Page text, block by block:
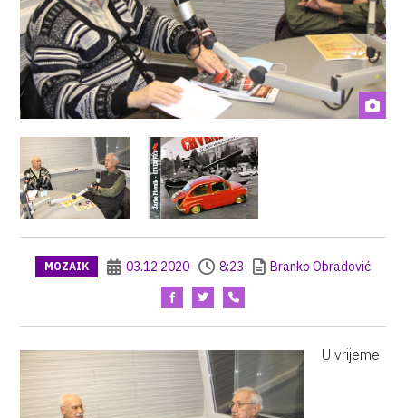
MOZAIK 03.12.2020 8:23 Branko Obradović
U vrijeme